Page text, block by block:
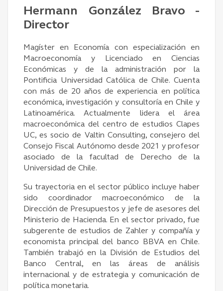
Hermann González Bravo -
Director
Magíster en Economía con especialización en
Macroeconomía y Licenciado en Ciencias
Económicas y de la administración por la
Pontificia Universidad Católica de Chile. Cuenta
con más de 20 años de experiencia en política
económica, investigación y consultoría en Chile y
Latinoamérica. Actualmente lidera el área
macroeconómica del centro de estudios Clapes
UC, es socio de Valtin Consulting, consejero del
Consejo Fiscal Autónomo desde 2021 y profesor
asociado de la facultad de Derecho de la
Universidad de Chile.
Su trayectoria en el sector público incluye haber
sido coordinador macroeconómico de la
Dirección de Presupuestos y jefe de asesores del
Ministerio de Hacienda. En el sector privado, fue
subgerente de estudios de Zahler y compañía y
economista principal del banco BBVA en Chile.
También trabajó en la División de Estudios del
Banco Central, en las áreas de análisis
internacional y de estrategia y comunicación de
política monetaria.